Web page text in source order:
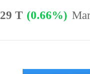
T (0.66%)